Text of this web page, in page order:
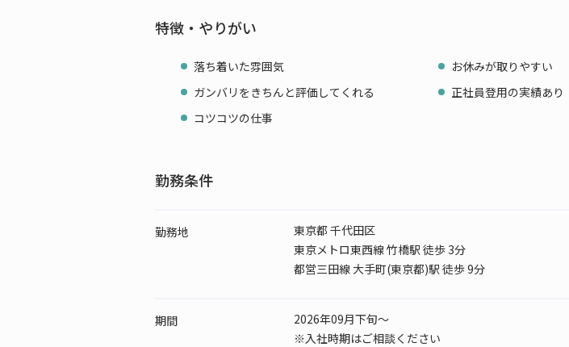
特徴・やりがい
落ち着いた雰囲気
お休みが取りやすい
ガンバリをきちんと評価してくれる
正社員登用の実績あり
コツコツの仕事
勤務条件
勤務地
東京都 千代田区
東京メトロ東西線 竹橋駅 徒歩 3分
都営三田線 大手町(東京都)駅 徒歩 9分
期間
2026年09月下旬～
※入社時期はご相談ください